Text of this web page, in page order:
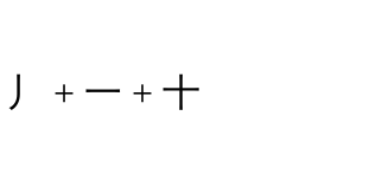
丿 + 一 + 十